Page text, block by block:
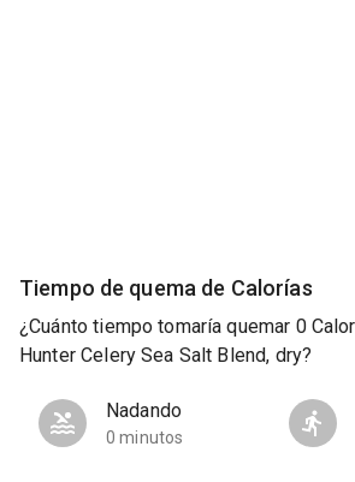
Tiempo de quema de Calorías
¿Cuánto tiempo tomaría quemar 0
Hunter Celery Sea Salt Blend, dry?
Nadando
0 minutos